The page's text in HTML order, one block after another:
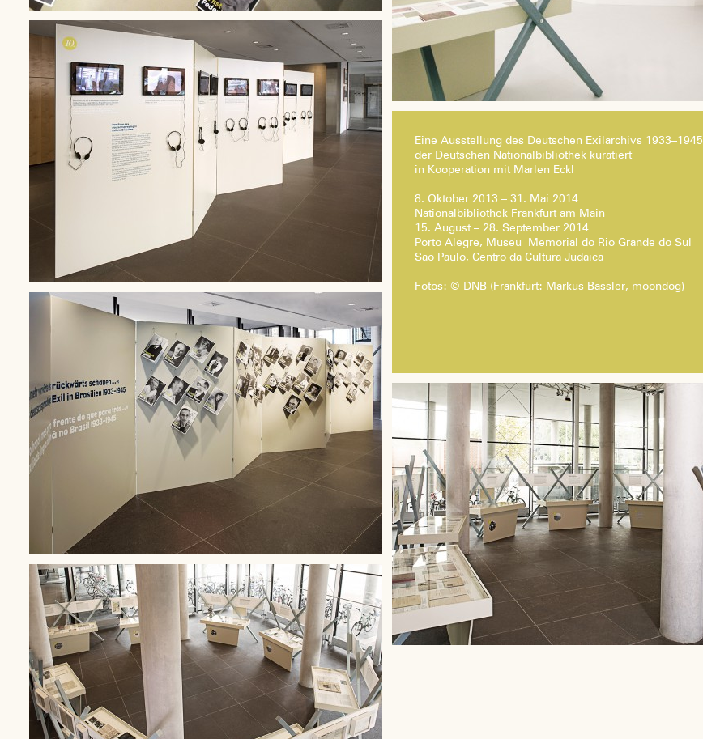
Eine Ausstellung des Deutschen Exilarchivs 1933–1945
der Deutschen Nationalbibliothek kuratiert
in Kooperation mit Marlen Eckl
8. Oktober 2013 – 31. Mai 2014
Nationalbibliothek Frankfurt am Main
15. August – 28. September 2014
Porto Alegre, Museu
Memorial do Rio Grande do Sul
Sao Paulo, Centro da Cultura Judaica
Fotos: © DNB (Frankfurt: Markus Bassler, moondog)